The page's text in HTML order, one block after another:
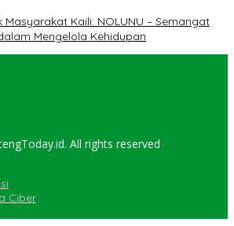
Masyarakat Kaili: NOLUNU – Semangat
Mengelola Kehidupan
All rights reserved
Ciber